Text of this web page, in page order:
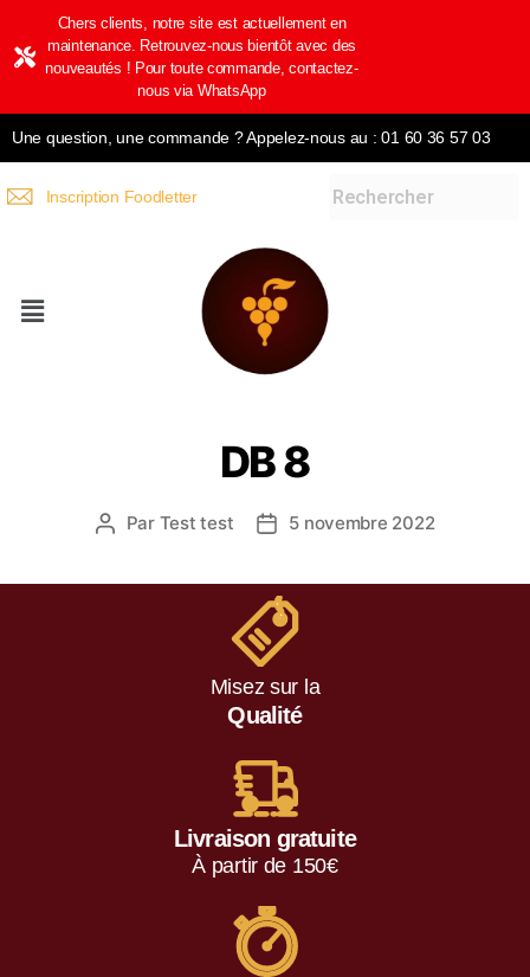
Chers clients, notre site est actuellement en
maintenance. Retrouvez-nous bientôt avec des
nouveautés ! Pour toute commande, contactez-
nous via WhatsApp
Une question, une commande ? Appelez-nous au : 01 60 36 57 03
Inscription Foodletter
DB 8
Par Test test 5 novembre 2022
Misez sur la
Qualité
Livraison gratuite
À partir de 150€